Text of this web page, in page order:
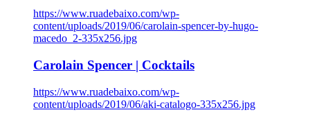
https://www.ruadebaixo.com/wp-
content/uploads/2019/06/carolain-spencer-by-hugo-
macedo_2-335x256.jpg
Carolain Spencer | Cocktails
https://www.ruadebaixo.com/wp-
content/uploads/2019/06/aki-catalogo-335x256.jpg